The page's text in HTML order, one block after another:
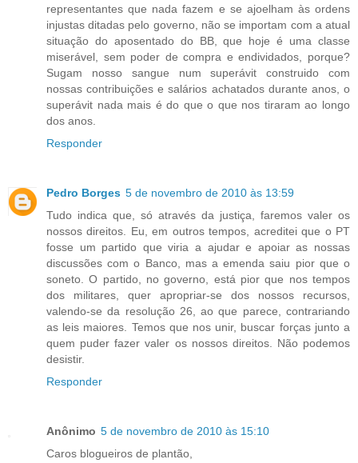
representantes que nada fazem e se ajoelham às ordens
injustas ditadas pelo governo, não se importam com a atual
situação do aposentado do BB, que hoje é uma classe
miserável, sem poder de compra e endividados, porque?
Sugam nosso sangue num superávit construido com
nossas contribuições e salários achatados durante anos, o
superávit nada mais é do que o que nos tiraram ao longo
dos anos.
Responder
Pedro Borges 5 de novembro de 2010 às 13:59
Tudo indica que, só através da justiça, faremos valer os
nossos direitos. Eu, em outros tempos, acreditei que o PT
fosse um partido que viria a ajudar e apoiar as nossas
discussões com o Banco, mas a emenda saiu pior que o
soneto. O partido, no governo, está pior que nos tempos
dos militares, quer apropriar-se dos nossos recursos,
valendo-se da resolução 26, ao que parece, contrariando
as leis maiores. Temos que nos unir, buscar forças junto a
quem puder fazer valer os nossos direitos. Não podemos
desistir.
Responder
Anônimo 5 de novembro de 2010 às 15:10
Caros blogueiros de plantão,